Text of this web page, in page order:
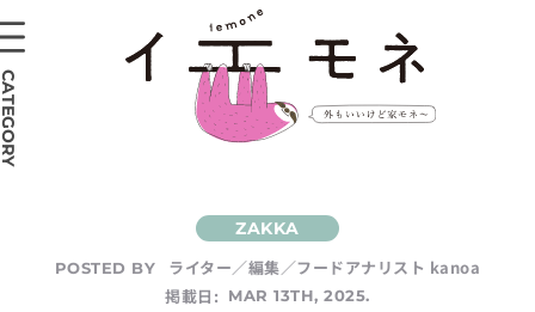
POSTED BY
ライター／編集／フードアナリスト kanoa
掲載日:
MAR 13TH, 2025.